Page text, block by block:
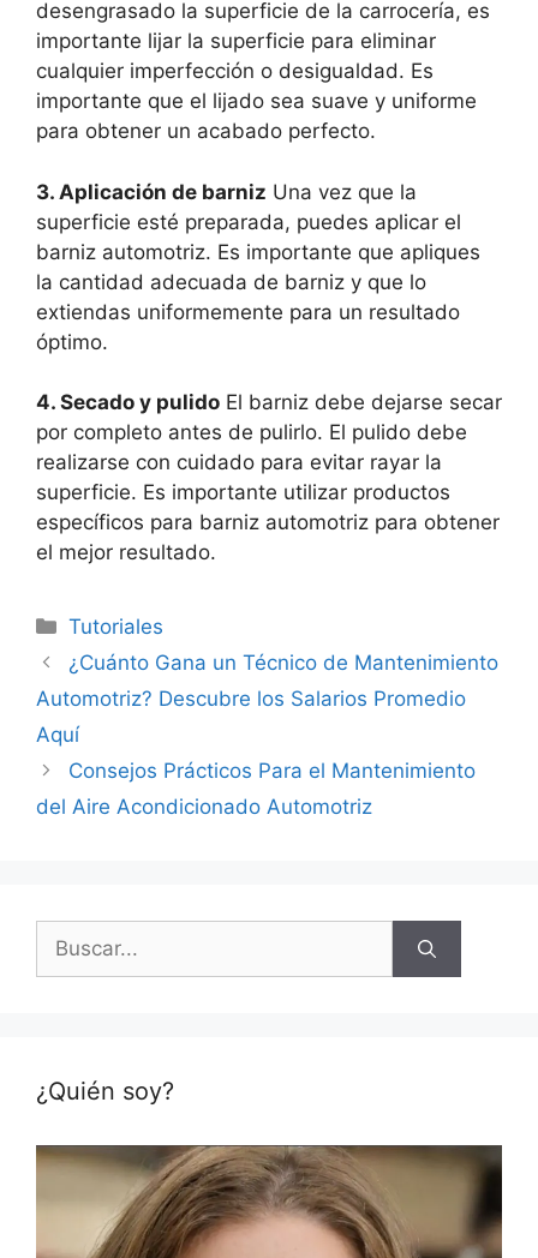
desengrasado la superficie de la carrocería, es
importante lijar la superficie para eliminar
cualquier imperfección o desigualdad. Es
importante que el lijado sea suave y uniforme
para obtener un acabado perfecto.
3. Aplicación de barniz Una vez que la
superficie esté preparada, puedes aplicar el
barniz automotriz. Es importante que apliques
la cantidad adecuada de barniz y que lo
extiendas uniformemente para un resultado
óptimo.
4. Secado y pulido El barniz debe dejarse secar
por completo antes de pulirlo. El pulido debe
realizarse con cuidado para evitar rayar la
superficie. Es importante utilizar productos
específicos para barniz automotriz para obtener
el mejor resultado.
Categorías
Tutoriales
¿Cuánto Gana un Técnico de Mantenimiento
Automotriz? Descubre los Salarios Promedio
Aquí
Consejos Prácticos Para el Mantenimiento
del Aire Acondicionado Automotriz
Buscar:
¿Quién soy?